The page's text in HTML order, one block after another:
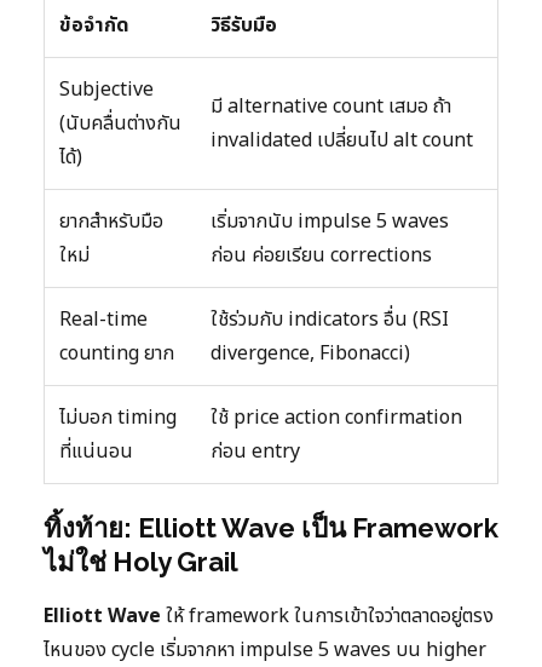
ข้อจำกัด วิธีรับมือ
Subjective
(นับคลื่นต่างกัน
ได้)
มี alternative count เสมอ ถ้า
invalidated เปลี่ยนไป alt count
ยากสำหรับมือ
ใหม่
เริ่มจากนับ impulse 5 waves
ก่อน ค่อยเรียน corrections
Real-time
counting ยาก
ใช้ร่วมกับ indicators อื่น (RSI
divergence, Fibonacci)
ไม่บอก timing
ที่แน่นอน
ใช้ price action confirmation
ก่อน entry
ทิ้งท้าย: Elliott Wave เป็น Framework
ไม่ใช่ Holy Grail
Elliott Wave ให้ framework ในการเข้าใจว่าตลาดอยู่ตรง
ไหนของ cycle เริ่มจากหา impulse 5 waves บน higher